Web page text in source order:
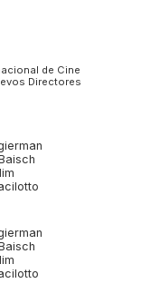
de Cine
Directores